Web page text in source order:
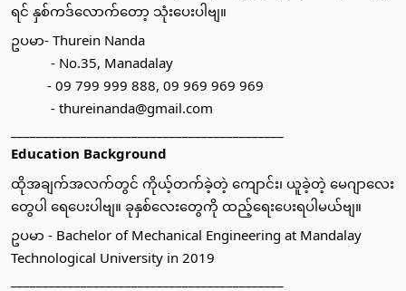
ရင် နှစ်ကဒ်လောက်တော့ သုံးပေးပါဗျ။
ဥပမာ- Thurein Nanda
           - No.35, Manadalay
          - 09 799 999 888, 09 969 969 969
           - thureinanda@gmail.com
Education Background
ထိုအချက်အလက်တွင် ကိုယ့်တက်ခဲ့တဲ့ ကျောင်း၊ ယူခဲ့တဲ့ မေဂျာလေး
တွေပါ ရေပေးပါဗျ။ ခုနှစ်လေးတွေကို ထည့်ရေးပေးရပါမယ်ဗျ။
ဥပမာ - Bachelor of Mechanical Engineering at Mandalay
Technological University in 2019